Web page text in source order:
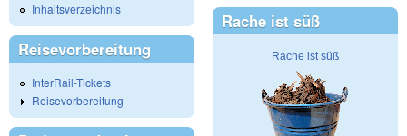
Inhaltsverzeichnis
Reisevorbereitung
InterRail-Tickets
Reisevorbereitung
Rache ist süß
Rache ist süß